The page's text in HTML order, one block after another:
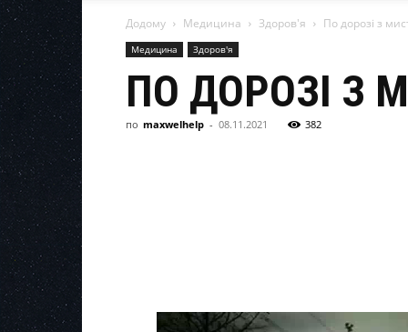
Додому Медицина Здоров'я По дорозі з
Медицина Здоров'я
ПО ДОРОЗІ З
по maxwelhelp - 08.11.2021 382